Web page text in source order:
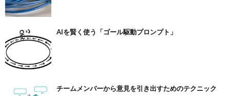
AIを賢く使う「ゴール駆動プロンプト」
チームメンバーから意見を引き出すためのテクニック